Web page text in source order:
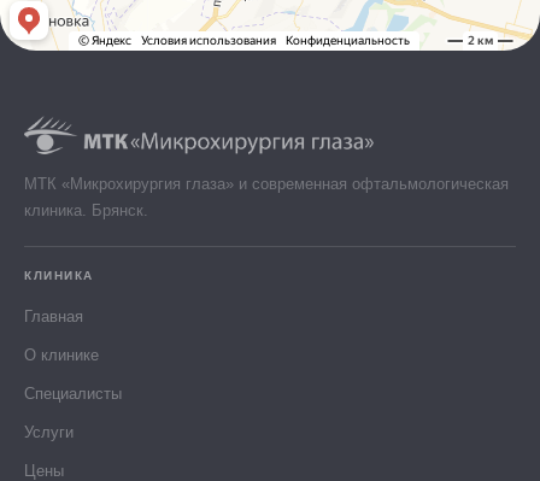
МТК «Микрохирургия глаза» и современная офтальмологическая
клиника. Брянск.
КЛИНИКА
Главная
О клинике
Специалисты
Услуги
Цены